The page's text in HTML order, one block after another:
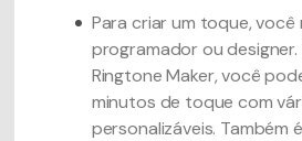
Para criar um toque, você
programador ou designer.
Ringtone Maker, você
minutos de toque com
personalizáveis. Também